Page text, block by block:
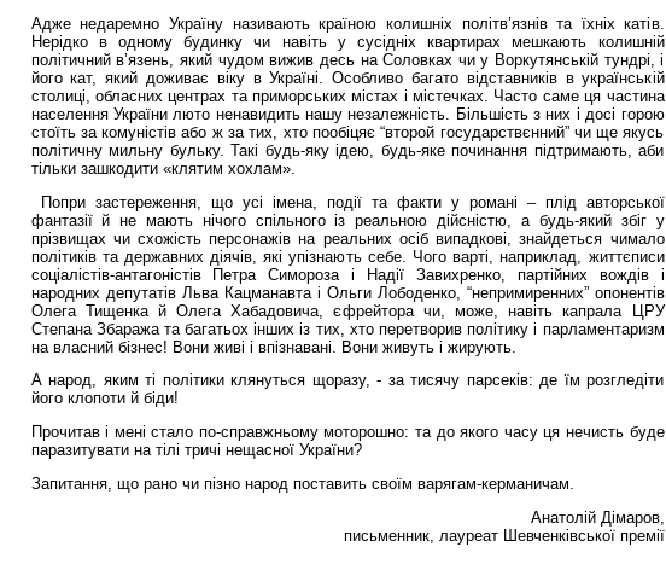
Адже недаремно Україну називають країною колишніх політв’язнів та їхніх катів.
Нерідко в одному будинку чи навіть у сусідніх квартирах мешкають колишній
політичний в’язень, який чудом вижив десь на Соловках чи у Воркутянській тундрі, і
його кат, який доживає віку в Україні. Особливо багато відставників в українській
столиці, обласних центрах та приморських містах і містечках. Часто саме ця частина
населення України люто ненавидить нашу незалежність. Більшість з них і досі горою
стоїть за комуністів або ж за тих, хто пообіцяє “второй государствєнний” чи ще якусь
політичну мильну бульку. Такі будь-яку ідею, будь-яке починання підтримають, аби
тільки зашкодити «клятим хохлам».
Попри застереження, що усі імена, події та факти у романі – плід авторської
фантазії й не мають нічого спільного із реальною дійсністю, а будь-який збіг у
прізвищах чи схожість персонажів на реальних осіб випадкові, знайдеться чимало
політиків та державних діячів, які упізнають себе. Чого варті, наприклад, життєписи
соціалістів-антагоністів Петра Симороза і Надії Завихренко, партійних вождів і
народних депутатів Льва Кацманавта і Ольги Лободенко, “непримиренних” опонентів
Олега Тищенка й Олега Хабадовича, єфрейтора чи, може, навіть капрала ЦРУ
Степана Збаража та багатьох інших із тих, хто перетворив політику і парламентаризм
на власний бізнес! Вони живі і впізнавані. Вони живуть і жирують.
А народ, яким ті політики клянуться щоразу, - за тисячу парсеків: де їм розгледіти
його клопоти й біди!
Прочитав і мені стало по-справжньому моторошно: та до якого часу ця нечисть буде
паразитувати на тілі тричі нещасної України?
Запитання, що рано чи пізно народ поставить своїм варягам-керманичам.
Анатолій Дімаров,
письменник, лауреат Шевченківської премії